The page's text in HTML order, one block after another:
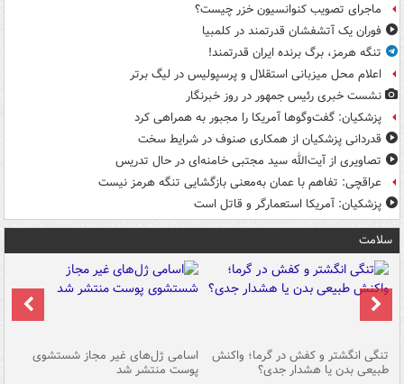
ماجرای تصویب کنوانسیون خزر چیست؟
فوران یک آتشفشان قدرتمند در کلمبیا
تنگه هرمز، برگ برنده ایران قدرتمند!
اعلام محل میزبانی استقلال و پرسپولیس در لیگ برتر
نشست خبری رئیس جمهور در روز خبرنگار
پزشکیان: گفت‌وگوها آمریکا را مجبور به همراهی کرد
قدردانی پزشکیان از همکاری صنوف در شرایط سخت
تصاویری از آیت‌الله سید مجتبی خامنه‌ای در حال تدریس
عراقچی: تفاهم با عمان به‌معنی بازگشایی تنگه هرمز نیست
پزشکیان: آمریکا استعمارگر و قاتل است
سلامت
تنگی انگشتر و کفش در گرما؛ واکنش
طبیعی بدن یا هشدار جدی؟
اسامی ژل‌های غیر مجاز شستشوی
پوست منتشر شد